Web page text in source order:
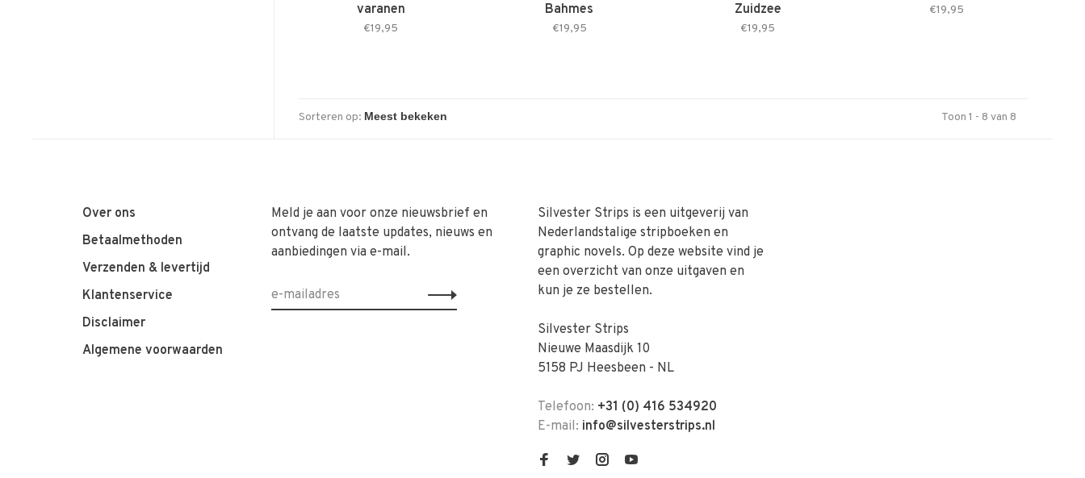
varanen
€19,95
Bahmes
€19,95
Zuidzee
€19,95
€19,95
Sorteren op: Toon 1 - 8 van 8
Over ons
Betaalmethoden
Verzenden & levertijd
Klantenservice
Disclaimer
Algemene voorwaarden
Meld je aan voor onze nieuwsbrief en
ontvang de laatste updates, nieuws en
aanbiedingen via e-mail.
Silvester Strips is een uitgeverij van
Nederlandstalige stripboeken en
graphic novels. Op deze website vind je
een overzicht van onze uitgaven en
kun je ze bestellen.
Silvester Strips
Nieuwe Maasdijk 10
5158 PJ Heesbeen - NL
Telefoon: +31 (0) 416 534920
E-mail: info@silvesterstrips.nl